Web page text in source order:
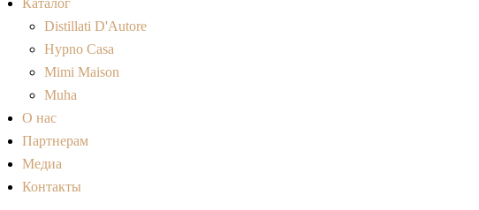
Каталог
Distillati D'Autore
Hypno Casa
Mimi Maison
Muha
О нас
Партнерам
Медиа
Контакты